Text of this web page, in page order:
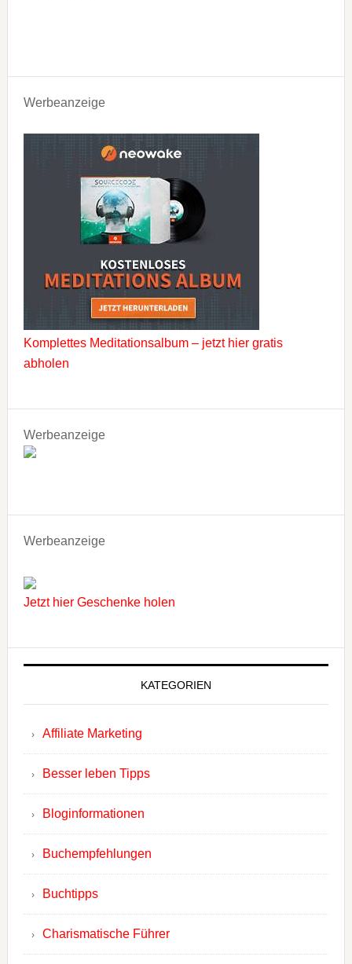
Werbeanzeige
Komplettes Meditationsalbum – jetzt hier gratis
abholen
Werbeanzeige
Werbeanzeige
Jetzt hier Geschenke holen
KATEGORIEN
Affiliate Marketing
Besser leben Tipps
Bloginformationen
Buchempfehlungen
Buchtipps
Charismatische Führer